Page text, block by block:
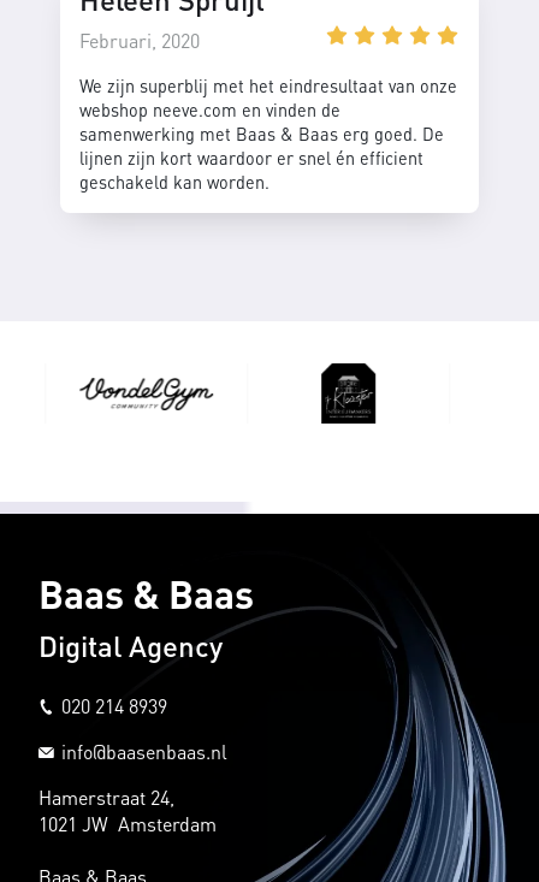
Februari, 2020
We zijn superblij met het eindresultaat van onze
webshop neeve.com en vinden de
samenwerking met Baas & Baas erg goed. De
lijnen zijn kort waardoor er snel én efficient
geschakeld kan worden.
Baas & Baas
Digital Agency
020 214 8939
info@baasenbaas.nl
Hamerstraat 24,
1021 JW Amsterdam